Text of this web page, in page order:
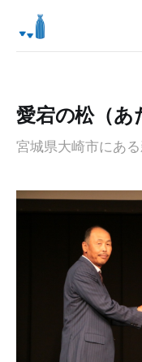
愛宕の松（あ
宮城県大崎市にあ